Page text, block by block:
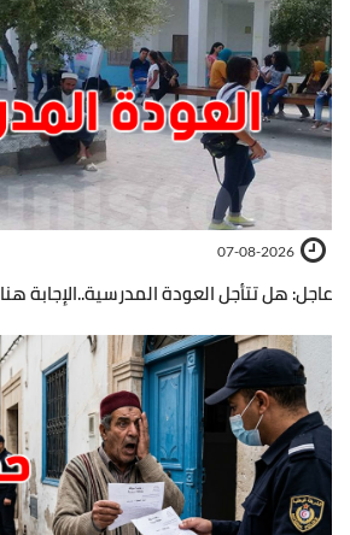
07-08-2026
عاجل: هل تتأجل العودة المدرسية..الإجابة هنا